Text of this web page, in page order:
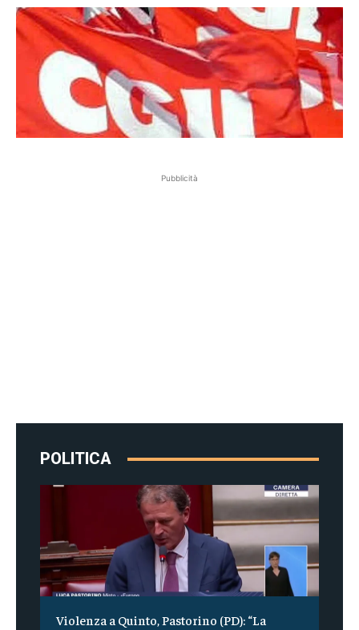
Pubblicità
POLITICA
Violenza a Quinto, Pastorino (PD): “La